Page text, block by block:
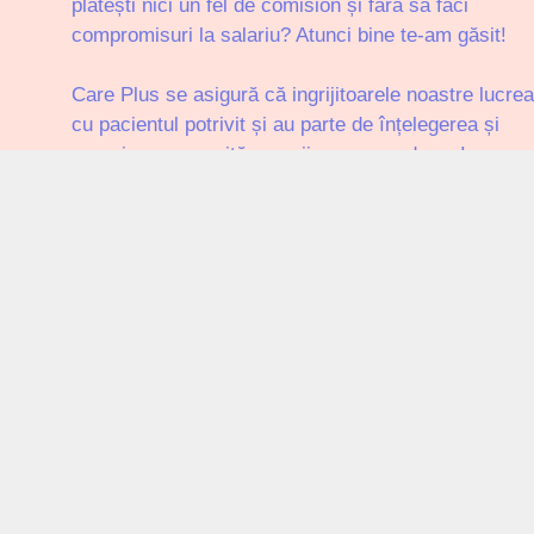
plătești nici un fel de comision și fără să faci
compromisuri la salariu? Atunci bine te-am găsit!
Care Plus se asigură că ingrijitoarele noastre
cu pacientul potrivit și au parte de înțelegerea și
aprecierea cuvenită muncii pe care o depun!